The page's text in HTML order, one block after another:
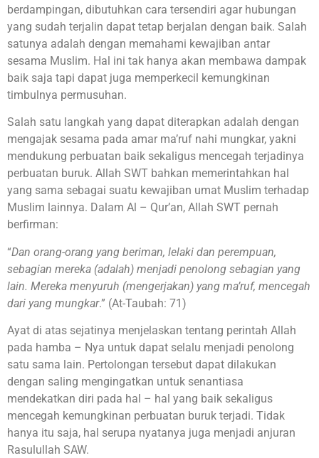
berdampingan, dibutuhkan cara tersendiri agar hubungan
yang sudah terjalin dapat tetap berjalan dengan baik. Salah
satunya adalah dengan memahami kewajiban antar
sesama Muslim. Hal ini tak hanya akan membawa dampak
baik saja tapi dapat juga memperkecil kemungkinan
timbulnya permusuhan.
Salah satu langkah yang dapat diterapkan adalah dengan
mengajak sesama pada amar ma’ruf nahi mungkar, yakni
mendukung perbuatan baik sekaligus mencegah terjadinya
perbuatan buruk. Allah SWT bahkan memerintahkan hal
yang sama sebagai suatu kewajiban umat Muslim terhadap
Muslim lainnya. Dalam Al – Qur’an, Allah SWT pernah
berfirman:
“Dan orang-orang yang beriman, lelaki dan perempuan,
sebagian mereka (adalah) menjadi penolong sebagian yang
lain. Mereka menyuruh (mengerjakan) yang ma’ruf, mencegah
dari yang mungkar.” (At-Taubah: 71)
Ayat di atas sejatinya menjelaskan tentang perintah Allah
pada hamba – Nya untuk dapat selalu menjadi penolong
satu sama lain. Pertolongan tersebut dapat dilakukan
dengan saling mengingatkan untuk senantiasa
mendekatkan diri pada hal – hal yang baik sekaligus
mencegah kemungkinan perbuatan buruk terjadi. Tidak
hanya itu saja, hal serupa nyatanya juga menjadi anjuran
Rasulullah SAW.